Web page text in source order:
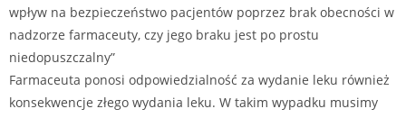
wpływ na bezpieczeństwo pacjentów poprzez brak obecności w
nadzorze farmaceuty, czy jego braku jest po prostu
niedopuszczalny”
Farmaceuta ponosi odpowiedzialność za wydanie leku również
konsekwencje złego wydania leku. W takim wypadku musimy